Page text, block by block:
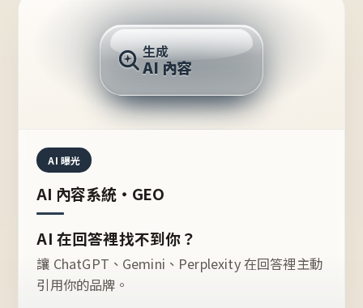
推薦的台灣品牌？
生成
AI 內容
AI 曝光
AI 內容系統・GEO
AI 在回答裡找不到你？
讓 ChatGPT、Gemini、Perplexity 在回答裡主動
引用你的品牌。